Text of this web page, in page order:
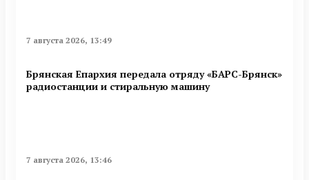
7 августа 2026, 13:49
Брянская Епархия передала отряду «БАРС-Брянск»
радиостанции и стиральную машину
7 августа 2026, 13:46